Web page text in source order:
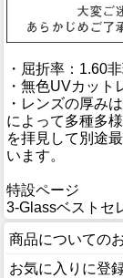
・屈折率：1.60
・無色UVカット
・レンズの厚み
によって多種多
を拝見して別途
います。
特設ページ
3-Glassベストセ
商品についての
お気に入りに登